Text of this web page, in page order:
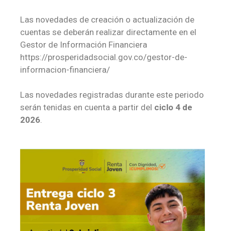
Las novedades de creación o actualización de
cuentas se deberán realizar directamente en el
Gestor de Información Financiera
https://prosperidadsocial.gov.co/gestor-de-
informacion-financiera/
Las novedades registradas durante este periodo
serán tenidas en cuenta a partir del ciclo 4 de
2026